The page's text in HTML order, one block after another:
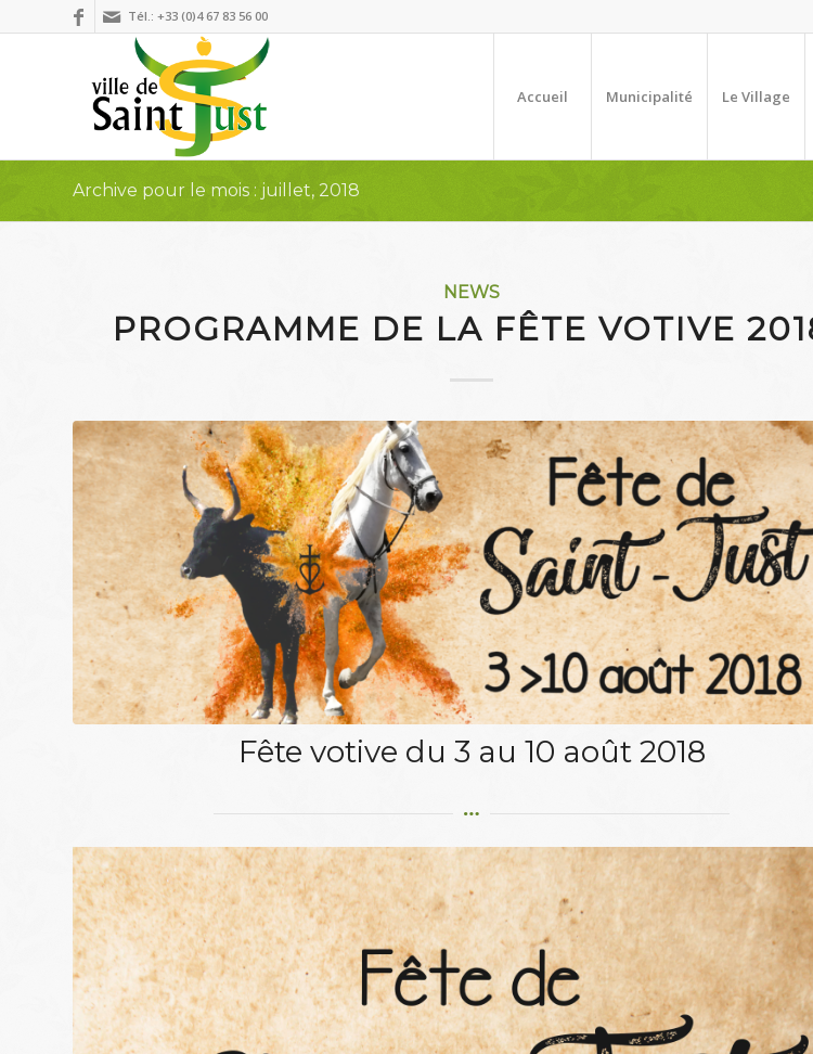
Tél.: +33 (0)4 67 83 56 00
Accueil Municipalité Le Village
Archive pour le mois : juillet, 2018
NEWS
PROGRAMME DE LA FÊTE VOTIVE
Fête votive du 3 au 10 août 2018